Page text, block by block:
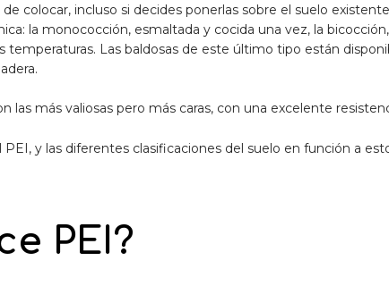
colocar, incluso si decides ponerlas sobre el suelo
la monococción, esmaltada y cocida una vez, la
temperaturas. Las baldosas de este último tipo están
más valiosas pero más caras, con una excelente
y las diferentes clasificaciones del suelo en función a
PEI?